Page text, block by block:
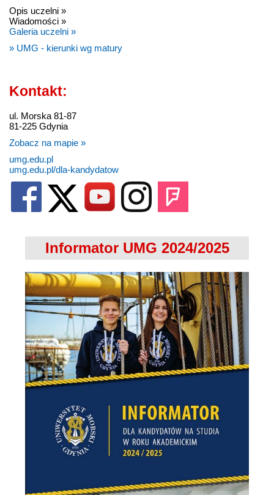
Opis uczelni »
Wiadomości »
Galeria uczelni »
» UMG - kierunki wg matury
Kontakt:
ul. Morska 81-87
81-225 Gdynia
Zobacz na mapie »
umg.edu.pl
umg.edu.pl/dla-kandydatow
Informator UMG 2024/2025